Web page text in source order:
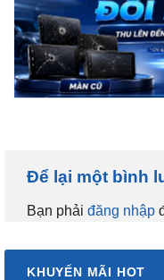
Để lại một bình
Bạn phải đăng nhập
KHUYẾN MÃI HOT